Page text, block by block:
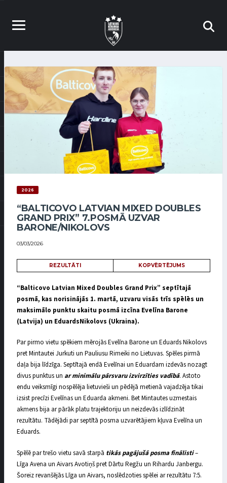
2026
“BALTICOVO LATVIAN MIXED DOUBLES
GRAND PRIX” 7.POSMĀ UZVAR
BARONE/NIKOLOVS
03/03/2026
REZULTĀTI KOPVĒRTĒJUMS
“Balticovo Latvian Mixed Doubles Grand Prix” septītajā
posmā, kas norisinājās 1. martā, uzvaru visās trīs spēlēs un
maksimālo punktu skaitu posmā izcīna Evelīna Barone
(Latvija) un EduardsNikolovs (Ukraina).
Par pirmo vietu spēkiem mērojās Evelīna Barone un Eduards Nikolovs
pret Mintautei Jurkuti un Pauliusu Rimeiki no Lietuvas. Spēles pirmā
daļa bija līdzīga. Septītajā endā Evelīnai un Eduardam izdevās nozagt
divus punktus un ar minimālu pārsvaru izvirzīties vadībā. Astoto
endu veiksmīgi nospēlēja lietuvieši un pēdējā metienā vajadzēja tikai
izsist precīzi Evelīnas un Eduarda akmeni. Bet Mintautes uzmestais
akmens bija ar pārāk platu trajektoriju un neizdevās izlīdzināt
rezultātu. Tādējādi par septītā posma uzvarētājiem kļuva Evelīna un
Eduards.
Spēlē par trešo vietu savā starpā tikās pagājušā posma finālisti–
Līga Avena un Aivars Avotiņš pret Dārtu Regžu un Rihardu Janbergu.
Šoreiz revanšējās Līga un Aivars, noslēdzoties spēlei ar rezultātu 7:5.